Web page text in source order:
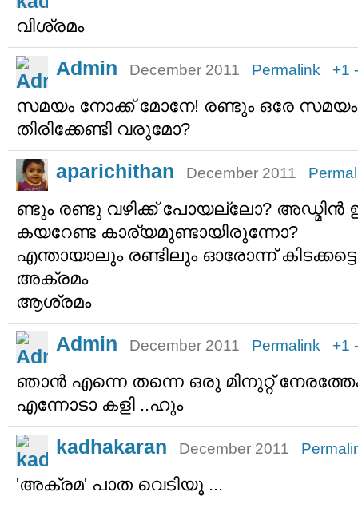
വിശ്രമം
Admin December 2011 Permalink +1
സമയം നോക്ക് മോനേ! രണ്ടും ഒരേ സമയം.
തിരിക്കേണ്ടി വരുമോ?
aparichithan December 2011
ണ്ടും രണ്ടു വഴിക്ക് പോയല്ലോ? അഡ്മിന്‍
കയറേണ്ട കാര്യമുണ്ടായിരുന്നോ?
എന്തായാലും രണ്ടിലും ഓരോന്ന്
അക്രമം
ആശ്രമം
Admin December 2011 Permalink +1
ഞാന്‍ എന്നെ തന്നെ ഒരു മിനുറ്റ്
എന്നോടാ കളി ..ഹും
kadhakaran December 2011
'അക്രമ' പാത വെടിയൂ ...